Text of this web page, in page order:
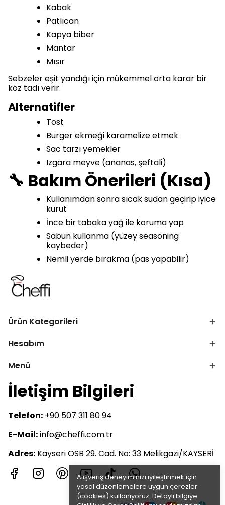
Alışveriş deneyiminizi iyileştirmek için
yasal düzenlemelere uygun çerezler
(cookies) kullanıyoruz. Detaylı bilgiye
Kabak
Patlıcan
Kapya biber
Mantar
Mısır
Sebzeler eşit yandığı için mükemmel orta karar bir
köz tadı verir.
Alternatifler
Tost
Burger ekmeği karamelize etmek
Sac tarzı yemekler
Izgara meyve (ananas, şeftali)
🔧 Bakım Önerileri (Kısa)
Kullanımdan sonra sıcak sudan geçirip iyice
kurut
İnce bir tabaka yağ ile koruma yap
Sabun kullanma (yüzey seasoning
kaybeder)
Nemli yerde bırakma (pas yapabilir)
Ürün Kategorileri
Hesabım
Menü
İletişim Bilgileri
Telefon: +90 507 311 80 94
E-Mail:info@cheffi.com.tr
Adres: Kayseri OSB 29. Cad. No: 33 Melikgazi/KAYSERİ